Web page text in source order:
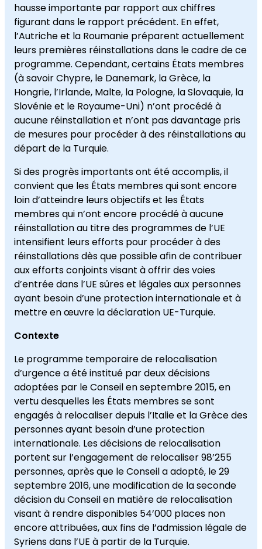
hausse importante par rapport aux chiffres
figurant dans le rapport précédent. En effet,
l’Autriche et la Roumanie préparent actuellement
leurs premières réinstallations dans le cadre de ce
programme. Cependant, certains États membres
(à savoir Chypre, le Danemark, la Grèce, la
Hongrie, l’Irlande, Malte, la Pologne, la Slovaquie, la
Slovénie et le Royaume-Uni) n’ont procédé à
aucune réinstallation et n’ont pas davantage pris
de mesures pour procéder à des réinstallations au
départ de la Turquie.
Si des progrès importants ont été accomplis, il
convient que les États membres qui sont encore
loin d’atteindre leurs objectifs et les États
membres qui n’ont encore procédé à aucune
réinstallation au titre des programmes de l’UE
intensifient leurs efforts pour procéder à des
réinstallations dès que possible afin de contribuer
aux efforts conjoints visant à offrir des voies
d’entrée dans l’UE sûres et légales aux personnes
ayant besoin d’une protection internationale et à
mettre en œuvre la déclaration UE-Turquie.
Contexte
Le programme temporaire de relocalisation
d’urgence a été institué par deux décisions
adoptées par le Conseil en septembre 2015, en
vertu desquelles les États membres se sont
engagés à relocaliser depuis l’Italie et la Grèce des
personnes ayant besoin d’une protection
internationale. Les décisions de relocalisation
portent sur l’engagement de relocaliser 98’255
personnes, après que le Conseil a adopté, le 29
septembre 2016, une modification de la seconde
décision du Conseil en matière de relocalisation
visant à rendre disponibles 54’000 places non
encore attribuées, aux fins de l’admission légale de
Syriens dans l’UE à partir de la Turquie.